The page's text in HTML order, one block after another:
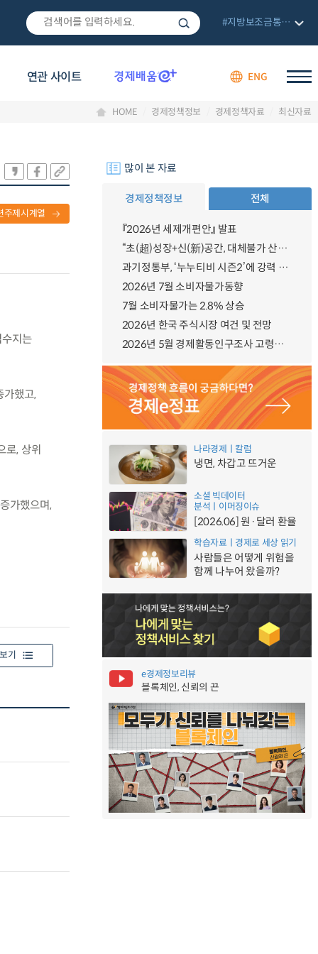
연관 사이트 ENG
#지방보조금통합관리망
HOME 경제정책정보 경제정책자료 최신자료
주제시계열
지는
했고,
, 상위
가했으며,
기
많이 본 자료
경제정책정보 전체
『2026년 세제개편안』 발표
“초(超)성장+신(新)공간, 대체불가 산업강국”
과기정통부, ‘누누티비 시즌2’에 강력 대응 의지 밝혀
2026년 7월 소비자물가동향
7월 소비자물가는 2.8% 상승
2026년 한국 주식시장 여건 및 전망
2026년 5월 경제활동인구조사 고령층 부가조사 결과
나라경제ㅣ칼럼
냉면, 차갑고 뜨거운
소셜 빅데이터
분석ㅣ이머징이슈
[2026.06] 원·달러 환율
학습자료ㅣ경제로 세상 읽기
사람들은 어떻게 위험을
함께 나누어 왔을까?
e경제정보리뷰
블록체인, 신뢰의 끈